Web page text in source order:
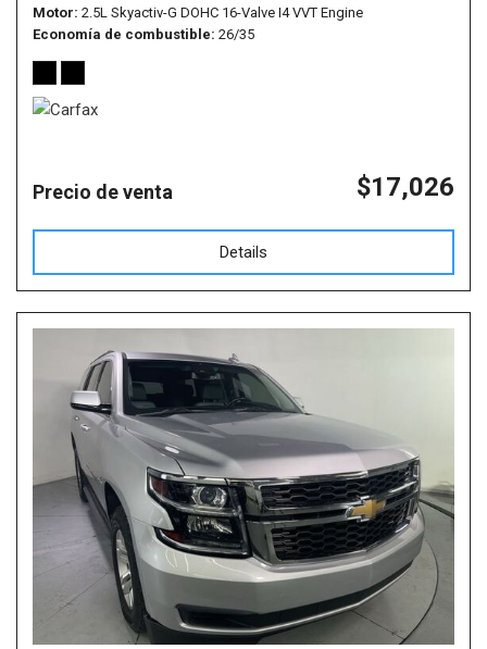
Motor 2.5L Skyactiv-G DOHC 16-Valve I4 VVT Engine
Economía de combustible 26/35
Precio de venta $17,026
Details